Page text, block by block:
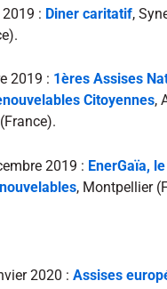
: Diner caritatif,
2019 : 1ères Assises
Citoyennes,
2019 : EnerGaïa,
, Montpellier
2020 : Assises